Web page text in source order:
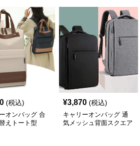
(税込)
オンバッグ 合
えトート型
¥3,870 (税込)
キャリーオンバッグ 通
気メッシュ背面スクエア